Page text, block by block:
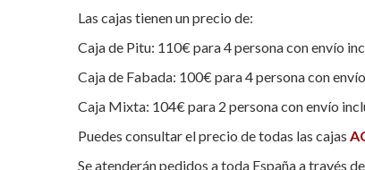
Las cajas tienen un precio de:
Caja de Pitu: 110€ para 4 persona con envío
Caja de Fabada: 100€ para 4 persona con
Caja Mixta: 104€ para 2 persona con envío
Puedes consultar el precio de todas las cajas
Se atenderán pedidos a toda España a través